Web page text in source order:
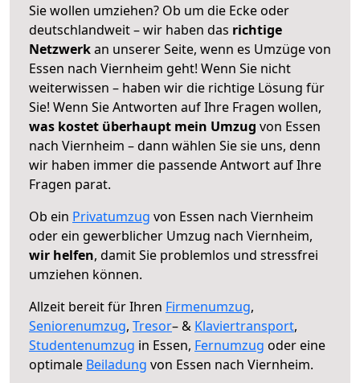
Sie wollen umziehen? Ob um die Ecke oder
deutschlandweit – wir haben das richtige
Netzwerkan unserer Seite, wenn es Umzüge von
Essen nach Viernheim geht! Wenn Sie nicht
weiterwissen – haben wir die richtige Lösung für
Sie! Wenn Sie Antworten auf Ihre Fragen wollen,
was kostet überhaupt mein Umzug von Essen
nach Viernheim – dann wählen Sie sie uns, denn
wir haben immer die passende Antwort auf Ihre
Fragen parat.
Ob ein Privatumzug von Essen nach Viernheim
oder ein gewerblicher Umzug nach Viernheim,
wir helfen, damit Sie problemlos und stressfrei
umziehen können.
Allzeit bereit für Ihren Firmenumzug,
Seniorenumzug, Tresor– & Klaviertransport,
Studentenumzug in Essen, Fernumzug oder eine
optimale Beiladung von Essen nach Viernheim.